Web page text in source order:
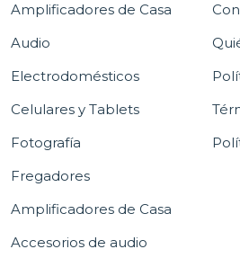
Amplificadores de Casa
Audio
Electrodomésticos
Celulares y Tablets
Fotografía
Fregadores
Amplificadores de Casa
Accesorios de audio